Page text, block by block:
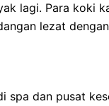
lagi. Para koki
lezat
spa dan pusat